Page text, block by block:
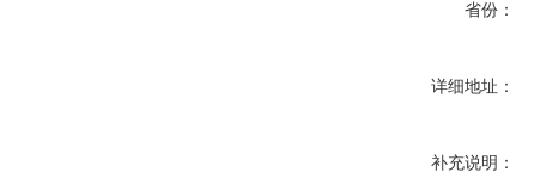
省份：
详细地址：
补充说明：